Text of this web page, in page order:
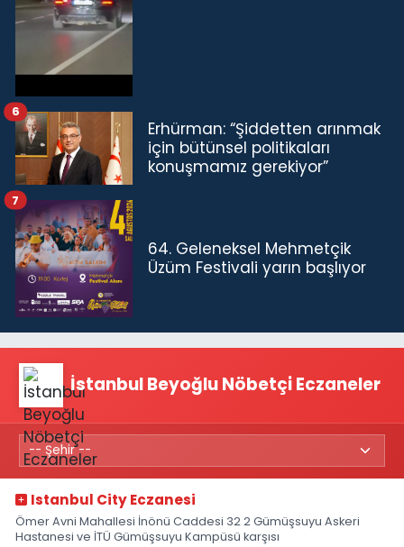
Erhürman: “Şiddetten arınmak
için bütünsel politikaları
konuşmamız gerekiyor”
6
64. Geleneksel Mehmetçik
Üzüm Festivali yarın başlıyor
7
İstanbul Beyoğlu Nöbetçi Eczaneler
Istanbul City Eczanesi
Ömer Avni Mahallesi İnönü Caddesi 32 2 Gümüşsuyu Askeri
Hastanesi ve İTÜ Gümüşsuyu Kampüsü karşısı